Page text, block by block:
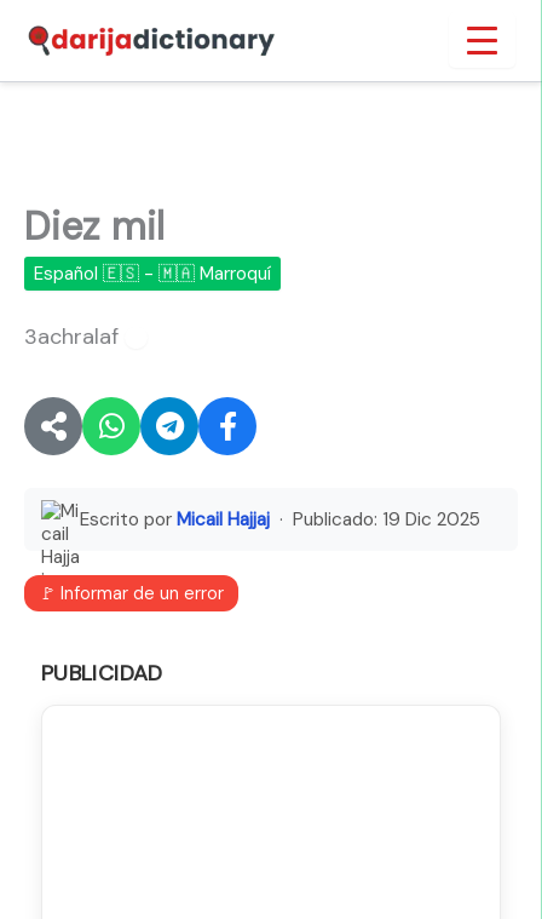
contenido
Diez mil
Español 🇪🇸 - 🇲🇦 Marroquí
3achralaf
Escrito por Micail Hajjaj · Publicado: 19 Dic 2025
🚩 Informar de un error
PUBLICIDAD